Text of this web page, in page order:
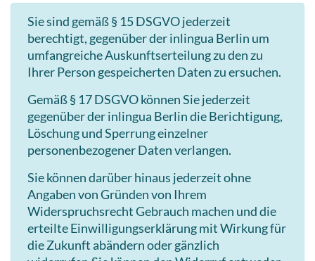
Sie sind gemäß § 15 DSGVO jederzeit
berechtigt, gegenüber der inlingua Berlin um
umfangreiche Auskunftserteilung zu den zu
Ihrer Person gespeicherten Daten zu ersuchen.
Gemäß § 17 DSGVO können Sie jederzeit
gegenüber der inlingua Berlin die Berichtigung,
Löschung und Sperrung einzelner
personenbezogener Daten verlangen.
Sie können darüber hinaus jederzeit ohne
Angaben von Gründen von Ihrem
Widerspruchsrecht Gebrauch machen und die
erteilte Einwilligungserklärung mit Wirkung für
die Zukunft abändern oder gänzlich